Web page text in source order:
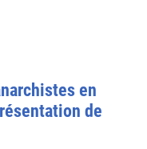
en
de